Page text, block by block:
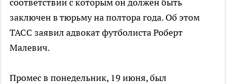
заключен в тюрьму на полтора года. Об этом
ТАСС заявил адвокат футболиста Роберт
Малевич.
Промес в понедельник, 19 июня, был